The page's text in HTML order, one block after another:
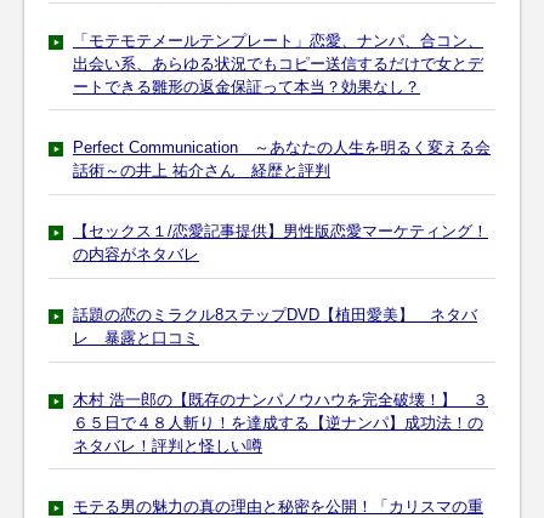
「モテモテメールテンプレート」恋愛、ナンパ、合コン、
出会い系、あらゆる状況でもコピー送信するだけで女とデ
ートできる雛形の返金保証って本当？効果なし？
Perfect Communication ～あなたの人生を明るく変える会
話術～の井上 祐介さん 経歴と評判
【セックス１/恋愛記事提供】男性版恋愛マーケティング！
の内容がネタバレ
話題の恋のミラクル8ステップDVD【植田愛美】 ネタバ
レ 暴露と口コミ
木村 浩一郎の【既存のナンパノウハウを完全破壊！】 ３
６５日で４８人斬り！を達成する【逆ナンパ】成功法！の
ネタバレ！評判と怪しい噂
モテる男の魅力の真の理由と秘密を公開！「カリスマの重